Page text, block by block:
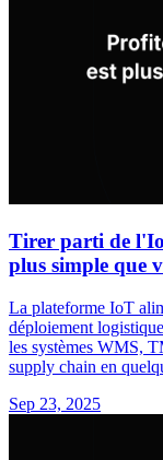
Tirer parti de
plus simple que
La plateforme IoT
déploiement
les systèmes WMS,
supply chain en
Sep 23, 2025